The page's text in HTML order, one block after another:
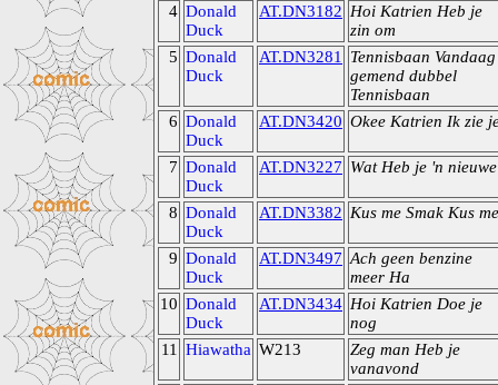
4 Donald
Duck
AT.DN3182 Hoi Katrien Heb je
zin om
5 Donald
Duck
AT.DN3281
Tennisbaan Vandaag
gemend dubbel
Tennisbaan
6 Donald
Duck
AT.DN3420 Okee Katrien Ik zie
7 Donald
Duck
AT.DN3227 Wat Heb je 'n nieuwe
8 Donald
Duck
AT.DN3382 Kus me Smak Kus me
9 Donald
Duck
AT.DN3497 Ach geen benzine
meer Ha
10 Donald
Duck
AT.DN3434 Hoi Katrien Doe je
nog
11
Hiawatha W213
Zeg man Heb je
vanavond